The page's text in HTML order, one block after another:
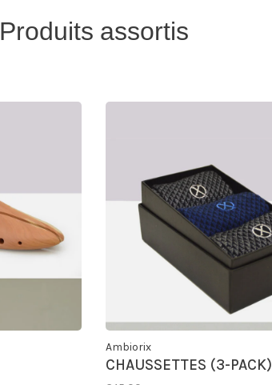
Produits assortis
Ambiorix
CHAUSSETTES (3-PACK)